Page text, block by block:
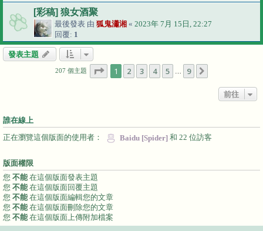
[彩稿] 狼女酒聚
最後發表 由 狐鬼瀟湘 « 2023年 7月 15日, 22:27
回覆: 1
發表主題
207 個主題 1 頁 (共9 頁)
1 2 3 4 5 9
前往
誰在線上
正在瀏覽這個版面的使用者： Baidu [Spider] 和 22 位訪客
版面權限
您 不能 在這個版面發表主題
您 不能 在這個版面回覆主題
您 不能 在這個版面編輯您的文章
您 不能 在這個版面刪除您的文章
您 不能 在這個版面上傳附加檔案